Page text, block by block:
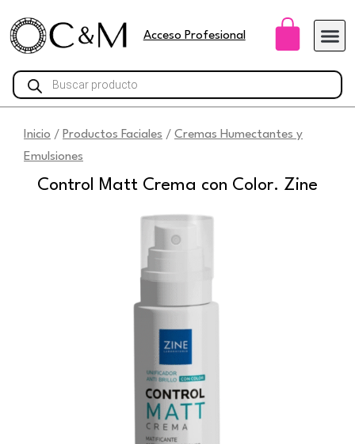
contenido
Acceso Profesional
Búsqueda
de
productos
Inicio / Productos Faciales / Cremas Humectantes y
Emulsiones
Control Matt Crema con Color. Zine